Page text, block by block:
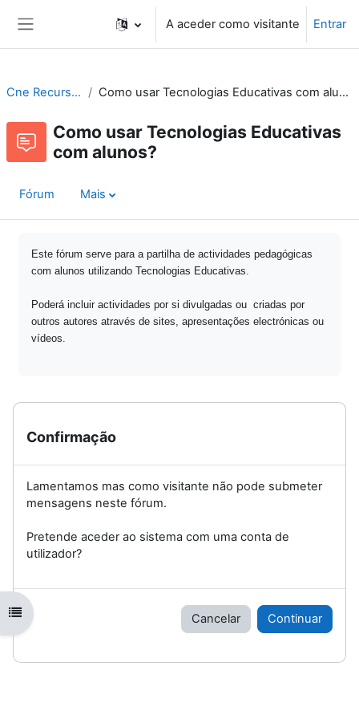
A aceder como visitante Entrar
Abrir índice da disciplina
Cne Recursos Como usar Tecnologias Educativas com alunos?
Como usar Tecnologias Educativas
com alunos?
Fórum Mais
Este fórum serve para a partilha de actividades pedagógicas
com alunos utilizando Tecnologias Educativas.
Poderá incluir actividades por si divulgadas ou criadas por
outros autores através de sites, apresentações electrónicas ou
vídeos.
Confirmação
Lamentamos mas como visitante não pode submeter
mensagens neste fórum.
Pretende aceder ao sistema com uma conta de
utilizador?
Cancelar Continuar